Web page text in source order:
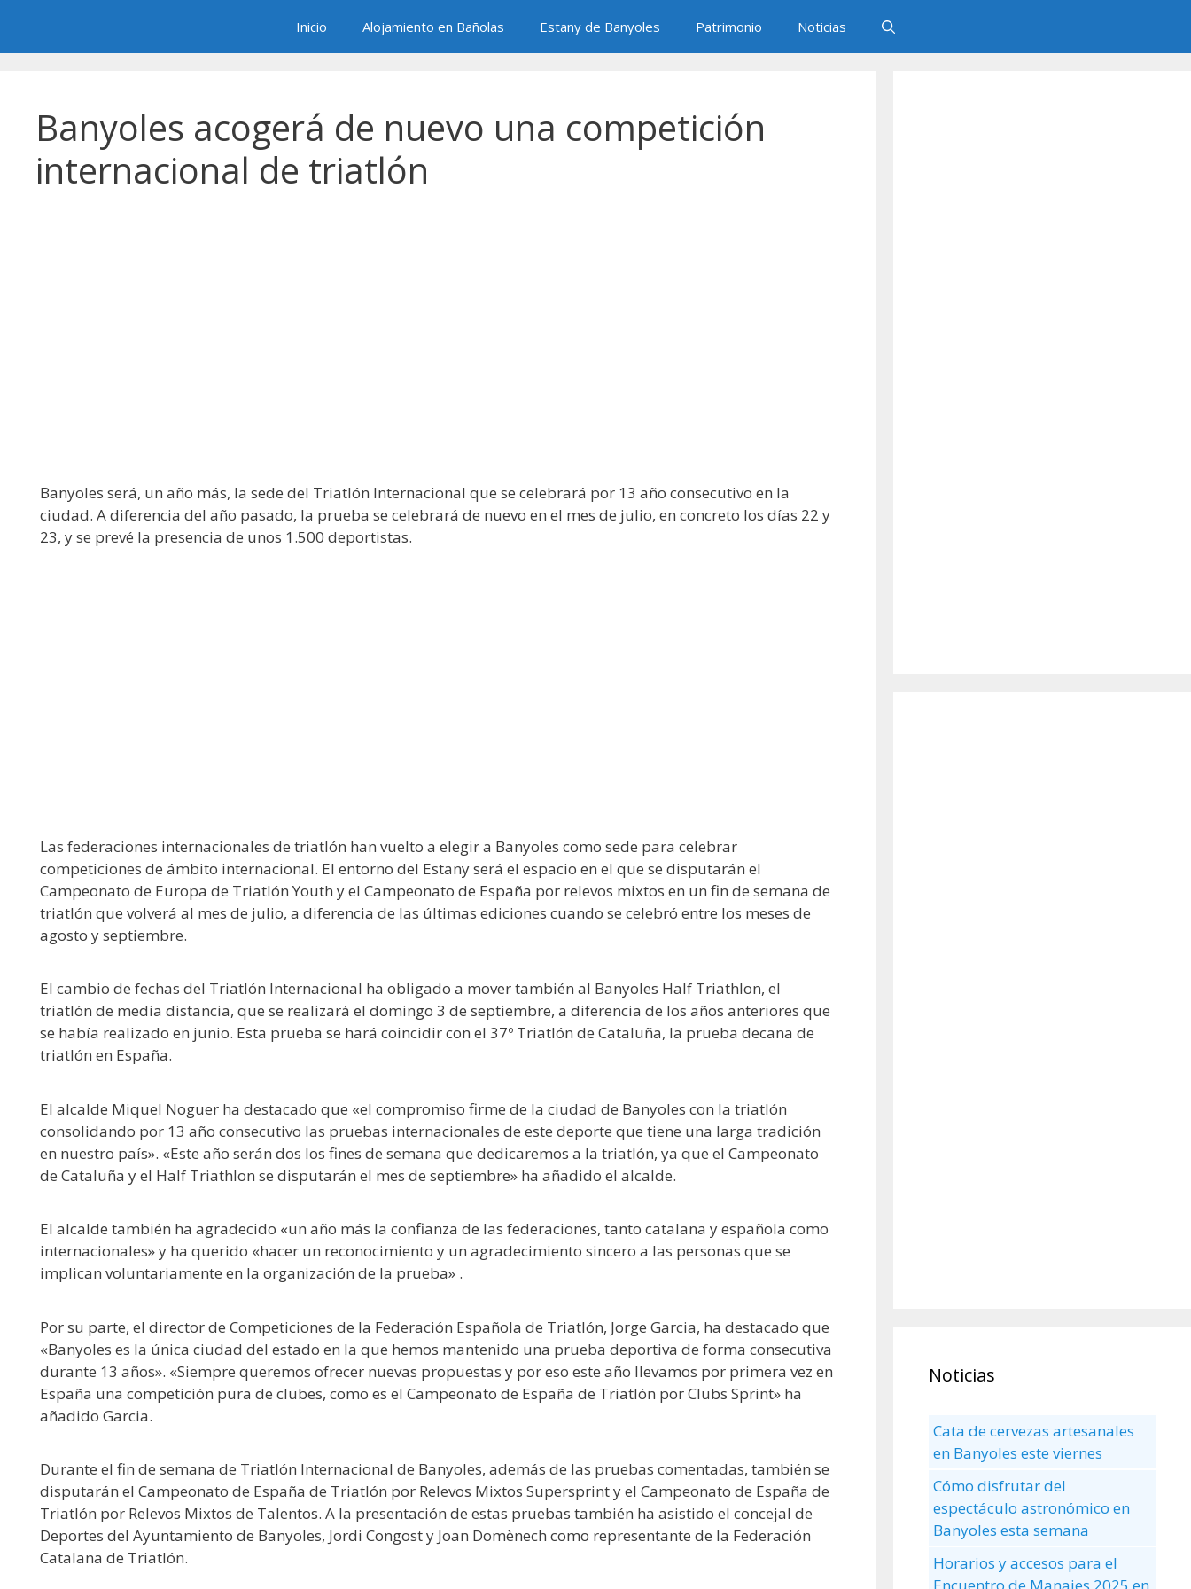
contenido
Inicio Alojamiento en Bañolas Estany de Banyoles Patrimonio Noticias
Banyoles acogerá de nuevo una competición
internacional de triatlón
Banyoles será, un año más, la sede del Triatlón Internacional que se celebrará por 13 año consecutivo en la
ciudad. A diferencia del año pasado, la prueba se celebrará de nuevo en el mes de julio, en concreto los días 22 y
23, y se prevé la presencia de unos 1.500 deportistas.
Las federaciones internacionales de triatlón han vuelto a elegir a Banyoles como sede para celebrar
competiciones de ámbito internacional. El entorno del Estany será el espacio en el que se disputarán el
Campeonato de Europa de Triatlón Youth y el Campeonato de España por relevos mixtos en un fin de semana de
triatlón que volverá al mes de julio, a diferencia de las últimas ediciones cuando se celebró entre los meses de
agosto y septiembre.
El cambio de fechas del Triatlón Internacional ha obligado a mover también al Banyoles Half Triathlon, el
triatlón de media distancia, que se realizará el domingo 3 de septiembre, a diferencia de los años anteriores que
se había realizado en junio. Esta prueba se hará coincidir con el 37º Triatlón de Cataluña, la prueba decana de
triatlón en España.
El alcalde Miquel Noguer ha destacado que «el compromiso firme de la ciudad de Banyoles con la triatlón
consolidando por 13 año consecutivo las pruebas internacionales de este deporte que tiene una larga tradición
en nuestro país». «Este año serán dos los fines de semana que dedicaremos a la triatlón, ya que el Campeonato
de Cataluña y el Half Triathlon se disputarán el mes de septiembre» ha añadido el alcalde.
El alcalde también ha agradecido «un año más la confianza de las federaciones, tanto catalana y española como
internacionales» y ha querido «hacer un reconocimiento y un agradecimiento sincero a las personas que se
implican voluntariamente en la organización de la prueba» .
Por su parte, el director de Competiciones de la Federación Española de Triatlón, Jorge Garcia, ha destacado que
«Banyoles es la única ciudad del estado en la que hemos mantenido una prueba deportiva de forma consecutiva
durante 13 años». «Siempre queremos ofrecer nuevas propuestas y por eso este año llevamos por primera vez en
España una competición pura de clubes, como es el Campeonato de España de Triatlón por Clubs Sprint» ha
añadido Garcia.
Durante el fin de semana de Triatlón Internacional de Banyoles, además de las pruebas comentadas, también se
disputarán el Campeonato de España de Triatlón por Relevos Mixtos Supersprint y el Campeonato de España de
Triatlón por Relevos Mixtos de Talentos. A la presentación de estas pruebas también ha asistido el concejal de
Deportes del Ayuntamiento de Banyoles, Jordi Congost y Joan Domènech como representante de la Federación
Catalana de Triatlón.
Noticias
Cata de cervezas artesanales
en Banyoles este viernes
Cómo disfrutar del
espectáculo astronómico en
Banyoles esta semana
Horarios y accesos para el